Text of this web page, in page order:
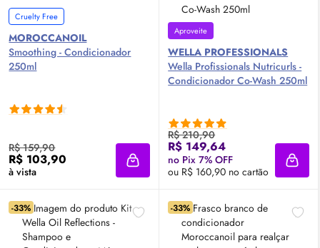
Cruelty Free
MOROCCANOIL
Smoothing - Condicionador
250ml
R$ 159,90
R$ 103,90
à vista Adicionar à sacola
Aproveite
WELLA PROFESSIONALS
Wella Profissionals Nutricurls -
Condicionador Co-Wash 250ml
R$ 210,90
R$ 149,64
no Pix 7% OFF
ou R$ 160,90 no cartão
-33% -33%